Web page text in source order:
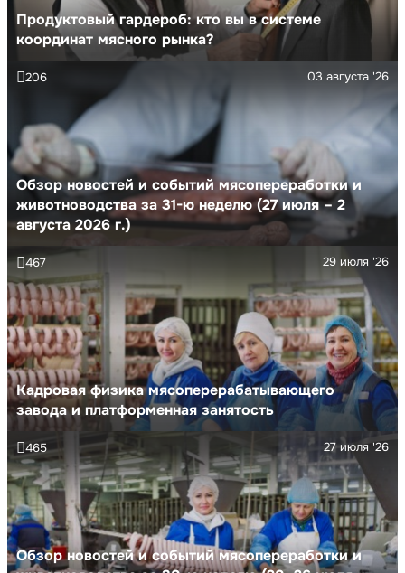
Продуктовый гардероб: кто вы в системе
координат мясного рынка?
Обзор новостей и событий мясопереработки и
животноводства за 31-ю неделю (27 июля – 2
августа 2026 г.)
03 августа '26
206
Кадровая физика мясоперерабатывающего
завода и платформенная занятость
29 июля '26
467
Обзор новостей и событий мясопереработки и
27 июля '26
465